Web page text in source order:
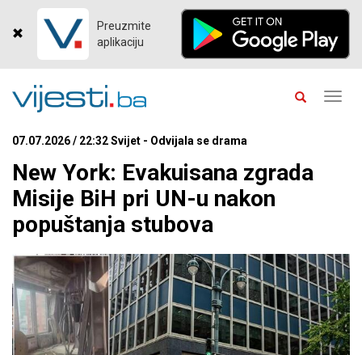
Preuzmite
aplikaciju
07.07.2026 / 22:32 Svijet - Odvijala se drama
New York: Evakuisana zgrada
Misije BiH pri UN-u nakon
popuštanja stubova